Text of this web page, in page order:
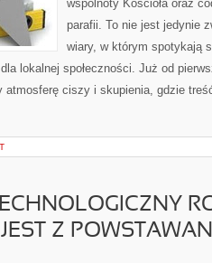
wspólnoty Kościoła oraz
parafii. To nie jest jedynie
wiary, w którym spotykają
lokalnej społeczności. Już od
atmosferę ciszy i skupienia, gdzie
Z